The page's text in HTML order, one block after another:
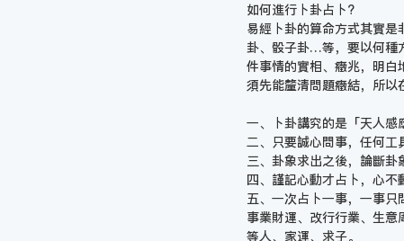
如何進行卜卦占卜?
易經卜卦的算命方式其實
卦、骰子卦…等，要以何種
件事情的實相、癥兆，明白
須先能釐清問題癥結，所以
一、卜卦講究的是「天人感
二、只要誠心問事，任何工
三、卦象求出之後，論斷卦
四、謹記心動才占卜，心不
五、一次占卜一事，一事只
事業財運、改行行業、生意
等人、家運、求子。